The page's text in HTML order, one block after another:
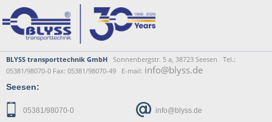
BLYSS transporttechnik GmbH Sonnenbergstr. 5 a, 38723 Seesen Tel.:
05381/98070-0 Fax: 05381/98070-49 E-mail: info@blyss.de
Seesen:
05381/98070-0 info@blyss.de